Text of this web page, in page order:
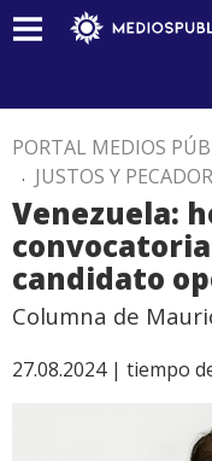
PORTAL MEDIOS
. JUSTOS Y
Venezuela:
candidato
Columna de
27.08.2024 | tiempo